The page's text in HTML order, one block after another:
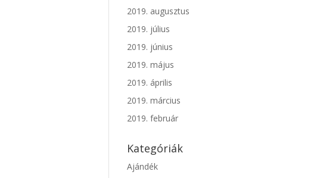
2019. augusztus
2019. július
2019. június
2019. május
2019. április
2019. március
2019. február
Kategóriák
Ajándék